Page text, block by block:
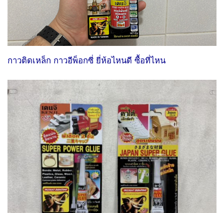
กาวติดเหล็ก กาวอีพ็อกซี่ ยี่ห้อไหนดี ซื้อที่ไหน